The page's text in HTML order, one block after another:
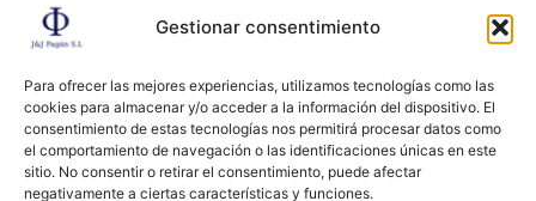
Gestionar consentimiento
Para ofrecer las mejores experiencias, utilizamos tecnologías como las
cookies para almacenar y/o acceder a la información del dispositivo. El
consentimiento de estas tecnologías nos permitirá procesar datos como
el comportamiento de navegación o las identificaciones únicas en este
sitio. No consentir o retirar el consentimiento, puede afectar
negativamente a ciertas características y funciones.
Edulcorantes